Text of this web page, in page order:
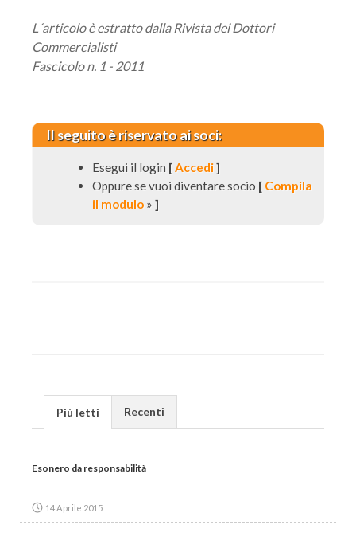
L´articolo è estratto dalla Rivista dei Dottori
Commercialisti
Fascicolo n. 1 - 2011
Il seguito è riservato ai soci:
Esegui il login [Accedi]
Oppure se vuoi diventare socio [ Compila
il modulo » ]
Più letti Recenti
Esonero da responsabilità
14 Aprile 2015